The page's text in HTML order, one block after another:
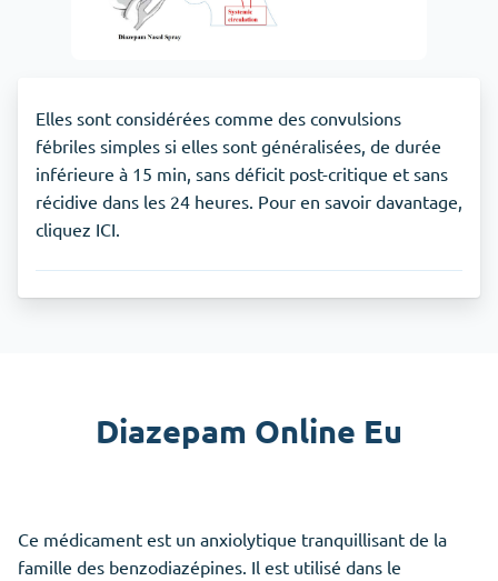
Elles sont considérées comme des convulsions
fébriles simples si elles sont généralisées, de durée
inférieure à 15 min, sans déficit post-critique et sans
récidive dans les 24 heures. Pour en savoir davantage,
cliquez ICI.
Diazepam Online Eu
Ce médicament est un anxiolytique tranquillisant de la
famille des benzodiazépines. Il est utilisé dans le